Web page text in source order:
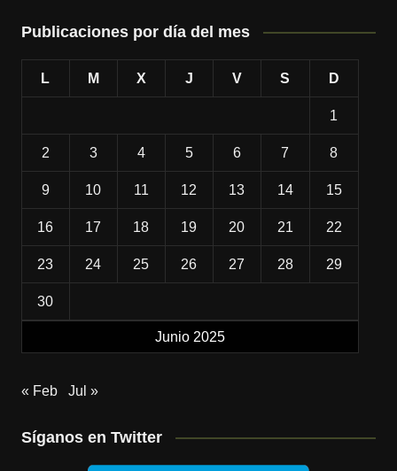
Publicaciones por día del mes
Junio 2025
L M X J V S D
1
2 3 4 5 6 7 8
9 10 11 12 13 14 15
16 17 18 19 20 21 22
23 24 25 26 27 28 29
30
« Feb Jul »
Síganos en Twitter